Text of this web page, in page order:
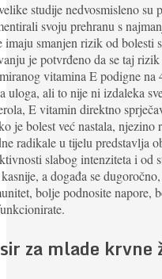
studije nedvosmisleno su
svoju prehranu s
imaju smanjen rizik od bolesti
je potvrđeno da se taj
vitamina E podigne na
uloga, ali to nije ni izdaleka
E vitamin direktno
je bolest već nastala,
radikale u tijelu predstavlja
slabog intenziteta i od
a događa se
bolje podnosite napore,
za mlade krvne